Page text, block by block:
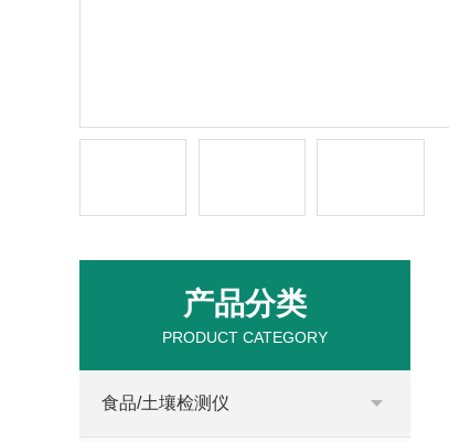
产品分类
PRODUCT CATEGORY
食品/土壤检测仪